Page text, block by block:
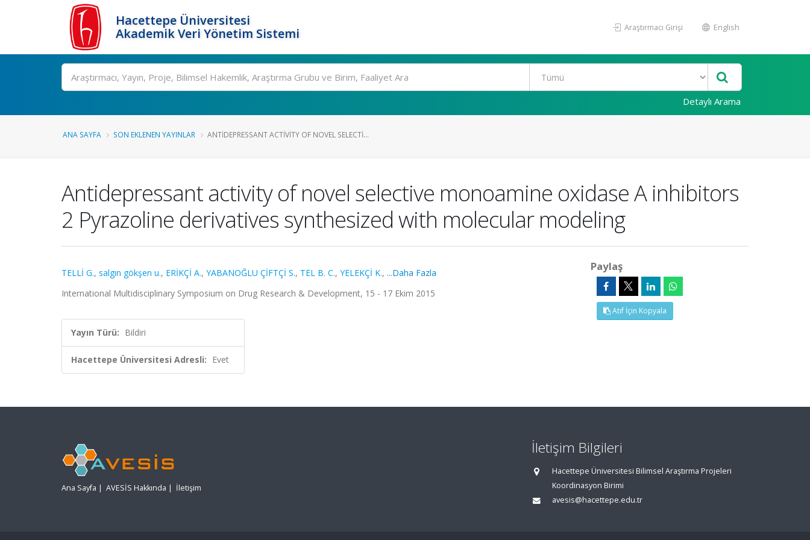
Hacettepe Üniversitesi
Akademik Veri Yönetim Sistemi
Araştırmacı Girişi English
Ara
Detaylı Arama
ANA SAYFA SON EKLENEN YAYINLAR ANTIDEPRESSANT ACTIVITY OF NOVEL SELECTI...
Antidepressant activity of novel selective monoamine oxidase A inhibitors
2 Pyrazoline derivatives synthesized with molecular modeling
TELLİ G., salgın gökşen u., ERİKÇİ A., YABANOĞLU ÇİFTÇİ S., TEL B. C., YELEKÇİ K., ...Daha Fazla
International Multidisciplinary Symposium on Drug Research & Development, 15 - 17 Ekim 2015
Yayın Türü: Bildiri
Hacettepe Üniversitesi Adresli: Evet
Paylaş
Atıf İçin Kopyala
Ana Sayfa | AVESİS Hakkında | İletişim
İletişim Bilgileri
Hacettepe Üniversitesi Bilimsel Araştırma Projeleri
Koordinasyon Birimi
avesis@hacettepe.edu.tr